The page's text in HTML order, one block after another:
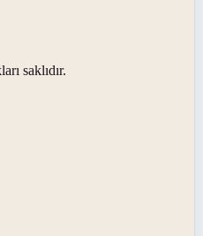
saklıdır.